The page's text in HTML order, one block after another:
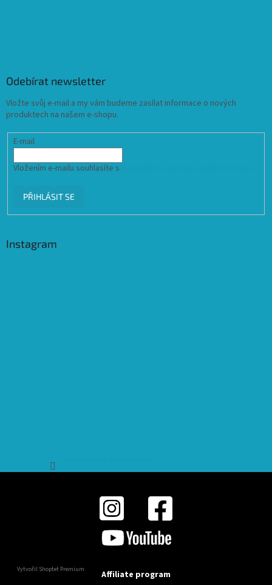
Odebírat newsletter
Vložte svůj e-mail a my vám budeme zasílat informace o nových
produktech na našem e-shopu.
E-mail
Vložením e-mailu souhlasíte s
PŘIHLÁSIT SE
Instagram
Vytvořil Shoptet Premium Affiliate program